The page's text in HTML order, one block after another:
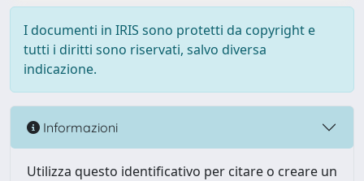
I documenti in IRIS sono protetti da copyright e
tutti i diritti sono riservati, salvo diversa
indicazione.
Informazioni
Utilizza questo identificativo per citare o creare un